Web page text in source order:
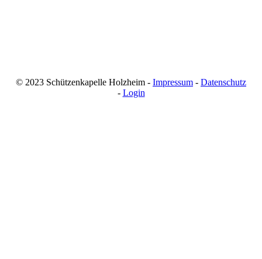
© 2023 Schützenkapelle Holzheim - Impressum - Datenschutz
- Login